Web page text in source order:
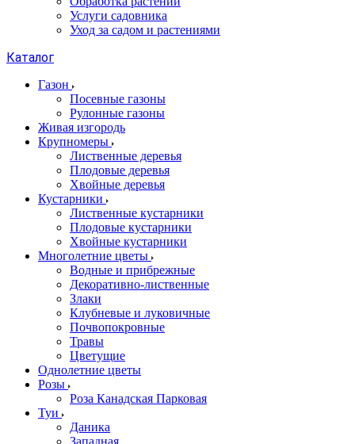
Услуги садовника
Уход за садом и растениями
Каталог
Газон
Посевные газоны
Рулонные газоны
Живая изгородь
Крупномеры
Лиственные деревья
Плодовые деревья
Хвойные деревья
Кустарники
Лиственные кустарники
Плодовые кустарники
Хвойные кустарники
Многолетние цветы
Водные и прибрежные
Декоративно-лиственные
Злаки
Клубневые и луковичные
Почвопокровные
Травы
Цветущие
Однолетние цветы
Розы
Роза Канадская Парковая
Туи
Даника
Западная